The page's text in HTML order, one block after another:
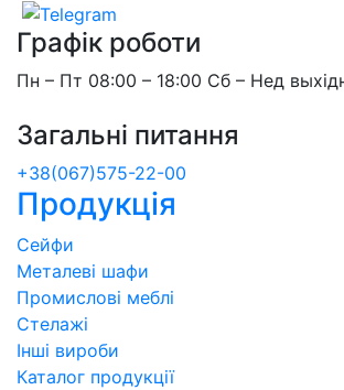
Графік роботи
Пн – Пт 08:00 – 18:00 Сб – Нед
Загальні питання
+38(067)575-22-00
Продукція
Сейфи
Металеві шафи
Промислові меблі
Стелажі
Інші вироби
Каталог продукції